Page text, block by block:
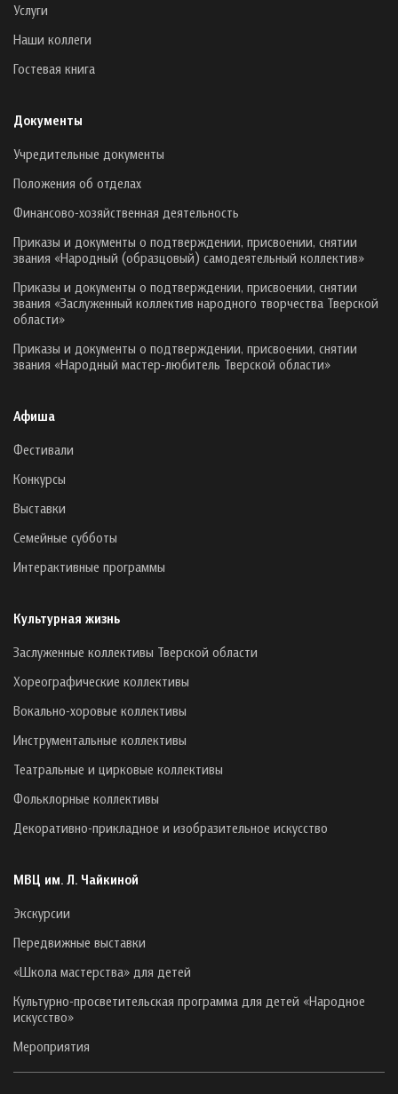
Услуги
Наши коллеги
Гостевая книга
Документы
Учредительные документы
Положения об отделах
Финансово-хозяйственная деятельность
Приказы и документы о подтверждении, присвоении, снятии
звания «Народный (образцовый) самодеятельный коллектив»
Приказы и документы о подтверждении, присвоении, снятии
звания «Заслуженный коллектив народного творчества Тверской
области»
Приказы и документы о подтверждении, присвоении, снятии
звания «Народный мастер-любитель Тверской области»
Афиша
Фестивали
Конкурсы
Выставки
Семейные субботы
Интерактивные программы
Культурная жизнь
Заслуженные коллективы Тверской области
Хореографические коллективы
Вокально-хоровые коллективы
Инструментальные коллективы
Театральные и цирковые коллективы
Фольклорные коллективы
Декоративно-прикладное и изобразительное искусство
МВЦ им. Л. Чайкиной
Экскурсии
Передвижные выставки
«Школа мастерства» для детей
Культурно-просветительская программа для детей «Народное
искусство»
Мероприятия